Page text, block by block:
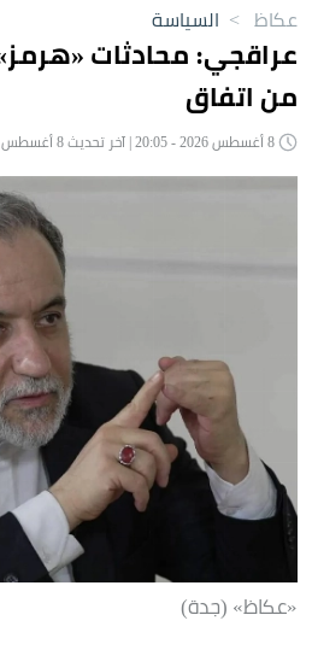
عكاظ > السياسة
عراقجي: محادثات
من اتفاق
«عكاظ» (جدة)